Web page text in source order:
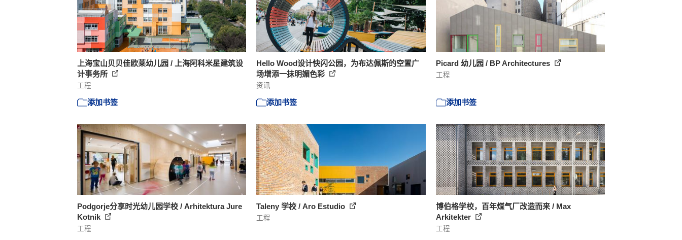
上海宝山贝贝佳欧莱幼儿园 / 上海阿科米星建筑设
计事务所
工程
添加书签
Hello Wood设计快闪公园，为布达佩斯的空置广
场增添一抹明媚色彩
资讯
添加书签
Picard 幼儿园 / BP Architectures
工程
添加书签
Podgorje分享时光幼儿园学校 / Arhitektura Jure
Kotnik
工程
Taleny 学校 / Aro Estudio
工程
博伯格学校，百年煤气厂改造而来 / Max
Arkitekter
工程